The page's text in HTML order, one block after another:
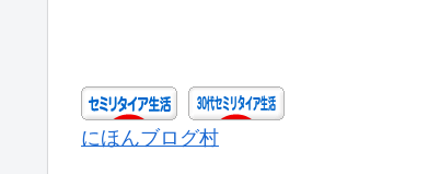
にほんブログ村